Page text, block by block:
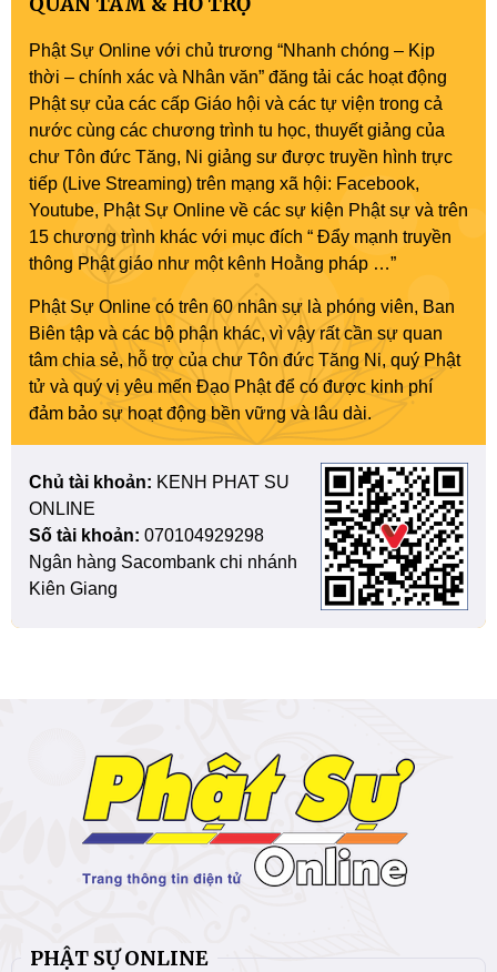
Phật Sự Online với chủ trương “Nhanh chóng – Kịp
thời – chính xác và Nhân văn” đăng tải các hoạt động
Phật sự của các cấp Giáo hội và các tự viện trong cả
nước cùng các chương trình tu học, thuyết giảng của
chư Tôn đức Tăng, Ni giảng sư được truyền hình trực
tiếp (Live Streaming) trên mạng xã hội: Facebook,
Youtube, Phật Sự Online về các sự kiện Phật sự và trên
15 chương trình khác với mục đích “ Đẩy mạnh truyền
thông Phật giáo như một kênh Hoằng pháp …”
Phật Sự Online có trên 60 nhân sự là phóng viên, Ban
Biên tập và các bộ phận khác, vì vậy rất cần sự quan
tâm chia sẻ, hỗ trợ của chư Tôn đức Tăng Ni, quý Phật
tử và quý vị yêu mến Đạo Phật để có được kinh phí
đảm bảo sự hoạt động bền vững và lâu dài.
Chủ tài khoản: KENH PHAT SU
ONLINE
Số tài khoản: 070104929298
Ngân hàng Sacombank chi nhánh
Kiên Giang
PHẬT SỰ ONLINE